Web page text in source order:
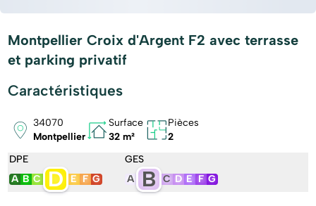
Montpellier Croix d'Argent F2 avec terrasse
et parking privatif
Caractéristiques
34070
Montpellier
Surface
32 m²
Pièces
2
DPE
A B C D E F G
GES
A
B C D E F G